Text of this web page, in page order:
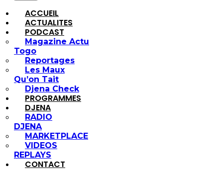
ACCUEIL
ACTUALITES
PODCAST
Magazine Actu
Togo
Reportages
Les Maux
Qu’on Tait
Djena Check
PROGRAMMES
DJENA
RADIO
DJENA
MARKETPLACE
VIDEOS
REPLAYS
CONTACT